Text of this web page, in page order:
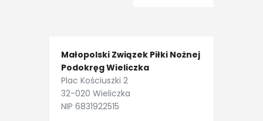
Małopolski Związek Piłki Nożnej
Podokręg Wieliczka
Plac Kościuszki 2
32-020 Wieliczka
NIP 6831922515